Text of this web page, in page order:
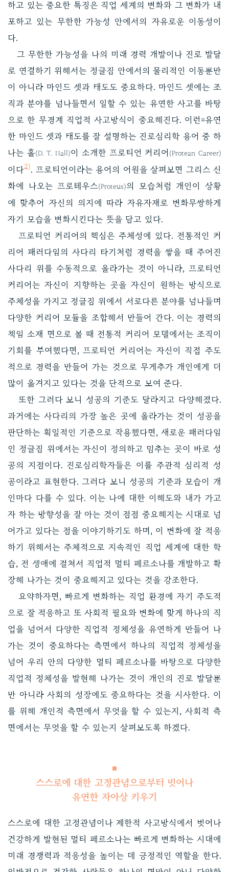
하고 있는 중요한 특징은 직업 세계의 변화와 그 변화가 내
포하고 있는 무한한 가능성 안에서의 자유로운 이동성이
다.
그 무한한 가능성을 나의 미래 경력 개발이나 진로 발달
로 연결하기 위해서는 정글짐 안에서의 물리적인 이동뿐만
이 아니라 마인드 셋과 태도도 중요하다. 마인드 셋에는 조
직과 분야를 넘나들면서 일할 수 있는 유연한 사고를 바탕
으로 한 무경계 직업적 사고방식이 중요해진다. 이런=유연
한 마인드 셋과 태도를 잘 설명하는 진로심리학 용어 중 하
나는 홀(D. T. Hall)이 소개한 프로티언 커리어 (Protean Career)
이다2)
. 프로티언이라는 용어의 어원을 살펴보면 그리스 신
화에 나오는 프로테우스 (Proteus)의 모습처럼 개인이 상황
에 맞추어 자신의 의지에 따라 자유자재로 변화무쌍하게
자기 모습을 변화시킨다는 뜻을 담고 있다.
프로티언 커리어의 핵심은 주체성에 있다. 전통적인 커
리어 패러다임의 사다리 타기처럼 경력을 쌓을 때 주어진
사다리 위를 수동적으로 올라가는 것이 아니라, 프로티언
커리어는 자신이 지향하는 곳을 자신이 원하는 방식으로
주체성을 가지고 정글짐 위에서 서로다른 분야를 넘나들며
다양한 커리어 모듈을 조합해서 만들어 간다. 이는 경력의
책임 소재 면으로 볼 때 전통적 커리어 모델에서는 조직이
기회를 부여했다면, 프로티언 커리어는 자신이 직접 주도
적으로 경력을 만들어 가는 것으로 무게추가 개인에게 더
많이 옮겨지고 있다는 것을 단적으로 보여 준다.
또한 그러다 보니 성공의 기준도 달라지고 다양해졌다.
과거에는 사다리의 가장 높은 곳에 올라가는 것이 성공을
판단하는 획일적인 기준으로 작용했다면, 새로운 패러다임
인 정글짐 위에서는 자신이 정의하고 멈추는 곳이 바로 성
공의 지점이다. 진로심리학자들은 이를 주관적 심리적 성
공이라고 표현한다. 그러다 보니 성공의 기준과 모습이 개
인마다 다를 수 있다. 이는 나에 대한 이해도와 내가 가고
자 하는 방향성을 잘 아는 것이 점점 중요해지는 시대로 넘
어가고 있다는 점을 이야기하기도 하며, 이 변화에 잘 적응
하기 위해서는 주체적으로 지속적인 직업 세계에 대한 학
습, 전 생애에 걸쳐서 직업적 멀티 페르소나를 개발하고 확
장해 나가는 것이 중요해지고 있다는 것을 강조한다.
요약하자면, 빠르게 변화하는 직업 환경에 자기 주도적
으로 잘 적응하고 또 사회적 필요와 변화에 맞게 하나의 직
업을 넘어서 다양한 직업적 정체성을 유연하게 만들어 나
가는 것이 중요하다는 측면에서 하나의 직업적 정체성을
넘어 우리 안의 다양한 멀티 페르소나를 바탕으로 다양한
직업적 정체성을 발현해 나가는 것이 개인의 진로 발달뿐
만 아니라 사회의 성장에도 중요하다는 것을 시사한다. 이
를 위해 개인적 측면에서 무엇을 할 수 있는지, 사회적 측
면에서는 무엇을 할 수 있는지 살펴보도록 하겠다.
스스로에 대한 고정관념으로부터 벗어나
유연한 자아상 키우기
스스로에 대한 고정관념이나 제한적 사고방식에서 벗어나
건강하게 발현된 멀티 페르소나는 빠르게 변화하는 시대에
미래 경쟁력과 적응성을 높이는 데 긍정적인 역할을 한다.